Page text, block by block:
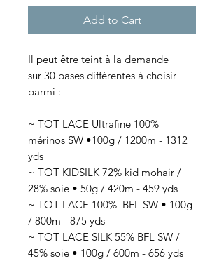
Add to Cart
Il peut être teint à la demande
sur 30 bases différentes à choisir
parmi :
~ TOT LACE Ultrafine 100%
mérinos SW •100g / 1200m - 1312
yds
~ TOT KIDSILK 72% kid mohair /
28% soie • 50g / 420m - 459 yds
~ TOT LACE 100% BFL SW • 100g
/ 800m - 875 yds
~ TOT LACE SILK 55% BFL SW /
45% soie • 100g / 600m - 656 yds